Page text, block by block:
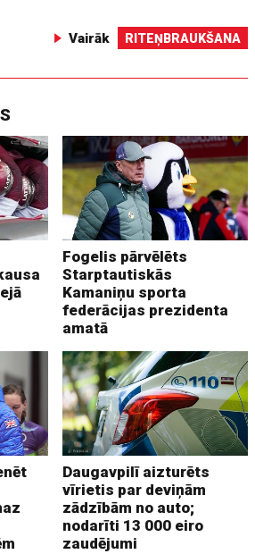
Vairāk RITEŅBRAUKŠANA
Fogelis pārvēlēts
Starptautiskās
Kamaniņu sporta
federācijas prezidenta
amatā
Daugavpilī aizturēts
vīrietis par deviņām
zādzībām no auto;
nodarīti 13 000 eiro
zaudējumi